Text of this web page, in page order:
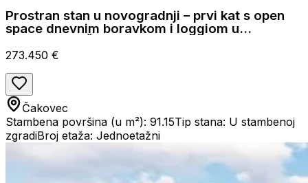
Prostran stan u novogradnji – prvi kat s open
space dnevnim boravkom i loggiom u
273.450 €
Čakovec
Stambena površina (u m²): 91.15Tip stana: U stambenoj
zgradiBroj etaža: Jednoetažni